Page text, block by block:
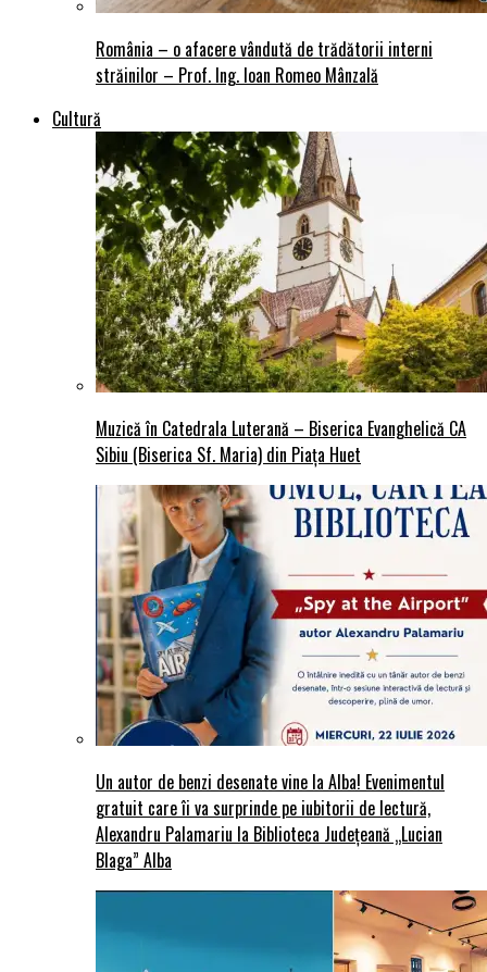
România – o afacere vândută de trădătorii interni
străinilor – Prof. Ing. Ioan Romeo Mânzală
Cultură
Muzică în Catedrala Luterană – Biserica Evanghelică CA
Sibiu (Biserica Sf. Maria) din Piaţa Huet
Un autor de benzi desenate vine la Alba! Evenimentul
gratuit care îi va surprinde pe iubitorii de lectură,
Alexandru Palamariu la Biblioteca Județeană „Lucian
Blaga” Alba